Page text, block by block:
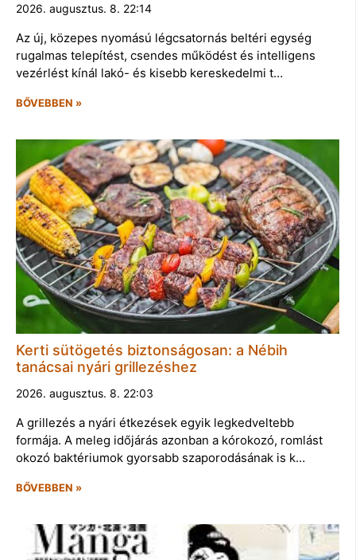
2026. augusztus. 8. 22:14
Az új, közepes nyomású légcsatornás beltéri egység
rugalmas telepítést, csendes működést és intelligens
vezérlést kínál lakó- és kisebb kereskedelmi t…
BŐVEBBEN »
Kerti sütögetés biztonságosan: a Nébih
tanácsai nyári grillezéshez
2026. augusztus. 8. 22:03
A grillezés a nyári étkezések egyik legkedveltebb
formája. A meleg időjárás azonban a kórokozó, romlást
okozó baktériumok gyorsabb szaporodásának is k…
BŐVEBBEN »